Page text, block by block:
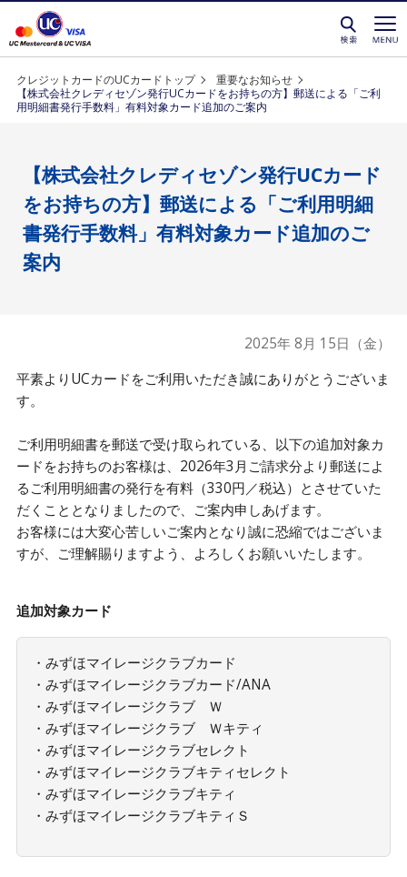
クレジットカードを選ぶなら永久不滅ポイントが
クレジットカードのUCカードトップ
重要なお知らせ
【株式会社クレディセゾン発行UCカードをお持ちの方】郵送による「ご利
用明細書発行手数料」有料対象カード追加のご案内
【株式会社クレディセゾン発行UCカード
をお持ちの方】郵送による「ご利用明細
書発行手数料」有料対象カード追加のご
案内
2025年 8月 15日（金）
平素よりUCカードをご利用いただき誠にありがとうございま
す。
ご利用明細書を郵送で受け取られている、以下の追加対象カ
ードをお持ちのお客様は、2026年3月ご請求分より郵送によ
るご利用明細書の発行を有料（330円／税込）とさせていた
だくこととなりましたので、ご案内申しあげます。
お客様には大変心苦しいご案内となり誠に恐縮ではございま
すが、ご理解賜りますよう、よろしくお願いいたします。
追加対象カード
・みずほマイレージクラブカード
・みずほマイレージクラブカード/ANA
・みずほマイレージクラブ Ｗ
・みずほマイレージクラブ Ｗキティ
・みずほマイレージクラブセレクト
・みずほマイレージクラブキティセレクト
・みずほマイレージクラブキティ
・みずほマイレージクラブキティＳ